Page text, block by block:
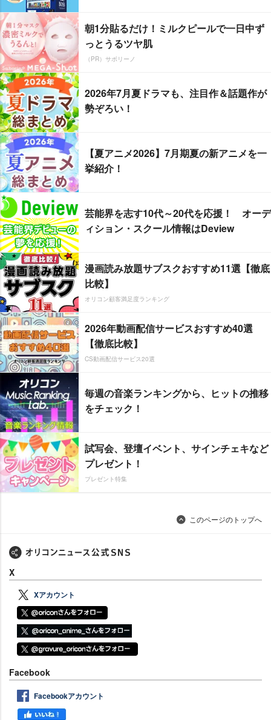
朝1分貼るだけ！ミルクピールで一日中ず
っとうるツヤ肌
（PR）サボリーノ
2026年7月夏ドラマも、注目作＆話題作が
勢ぞろい！
【夏アニメ2026】7月期夏の新アニメを一
挙紹介！
芸能界を志す10代～20代を応援！ オーデ
ィション・スクール情報はDeview
漫画読み放題サブスクおすすめ11選【徹底
比較】
オリコン顧客満足度ランキング
2026年動画配信サービスおすすめ40選
【徹底比較】
CS動画配信サービス20選
毎週の音楽ランキングから、ヒットの推移
をチェック！
試写会、登壇イベント、サインチェキなど
プレゼント！
プレゼント特集
このページのトップへ
X
Xアカウント
Facebook
Facebookアカウント